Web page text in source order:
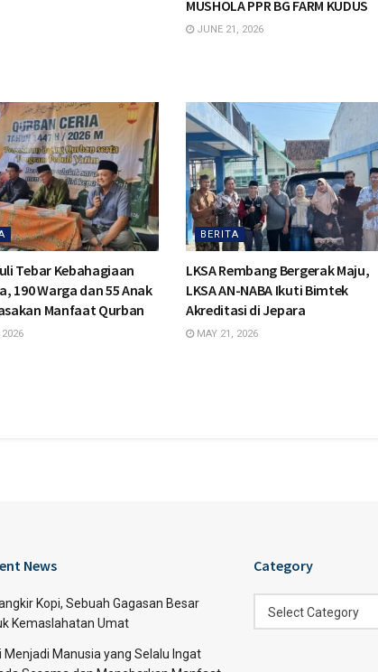
MUSHOLA PPR BG FARM KUDUS
JUNE 21, 2026
Tebar Kebahagiaan
190 Warga dan 55 Anak
Manfaat Qurban
BERITA
LKSA Rembang Bergerak Maju,
LKSA AN-NABA Ikuti Bimtek
Akreditasi di Jepara
MAY 21, 2026
News
Kopi, Sebuah Gagasan Besar
Kemaslahatan Umat
Menjadi Manusia yang Selalu Ingat
Category
Select Category